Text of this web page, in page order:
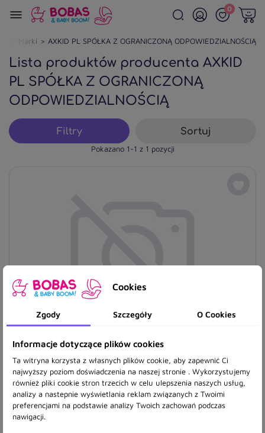
0
Marki AXKID PL SPÓŁKA Z OGRANICZONĄ ODPOWIEDZIALNOŚCIĄ
Lista produktów producenta AXKID
PL SPÓŁKA Z OGRANICZONĄ
ODPOWIEDZIALNOŚCIĄ
Filtry Sortuj
Pokazano 1-1 z 1 pozycji
AXKID UP ARCTIC MIST GREY
2 299,90 zł
Cookies
Zgody Szczegóły O Cookies
Informacje dotyczące plików cookies
Ta witryna korzysta z własnych plików cookie, aby zapewnić Ci
najwyższy poziom doświadczenia na naszej stronie . Wykorzystujemy
również pliki cookie stron trzecich w celu ulepszenia naszych usług,
analizy a nastepnie wyświetlania reklam związanych z Twoimi
preferencjami na podstawie analizy Twoich zachowań podczas
nawigacji.